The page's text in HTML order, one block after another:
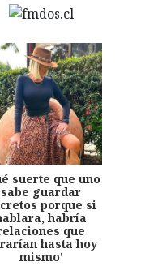
suerte que uno
sabe guardar
porque si
habría
que
hasta hoy
mismo'